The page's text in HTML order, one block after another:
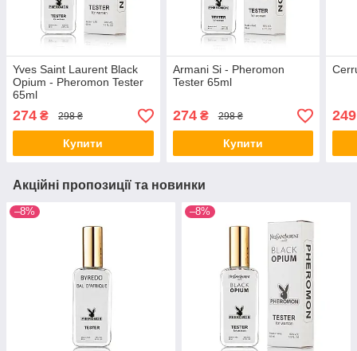
Yves Saint Laurent Black
Opium - Pheromon Tester
65ml
274 ₴ 298 ₴
Купити
Armani Si - Pheromon
Tester 65ml
274₴ 298 ₴
Купити
249
Акційні пропозиції та новинки
–8% –8%